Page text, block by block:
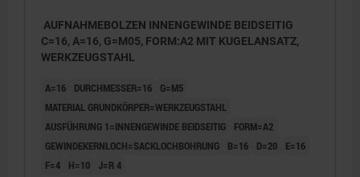
AUFNAHMEBOLZEN INNENGEWINDE BEIDSEITIG
C=16, A=16, G=M05, FORM:A2 MIT KUGELANSATZ,
WERKZEUGSTAHL
A=16 DURCHMESSER=16
G=M5
MATERIAL GRUNDKÖRPER=WERKZEUGSTAHL
AUSFÜHRUNG 1=INNENGEWINDE BEIDSEITIG
FORM=A2
GEWINDEKERNLOCH=SACKLOCHBOHRUNG
B=16 D=20
E=16
F=4
H=10 J=R 4